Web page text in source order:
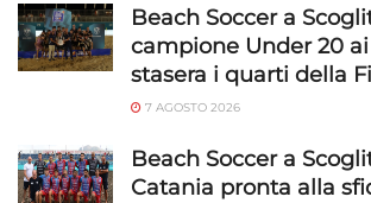
Beach Soccer a
campione Under 20
stasera i quarti della
7 AGOSTO 2026
Beach Soccer a
Catania pronta alla